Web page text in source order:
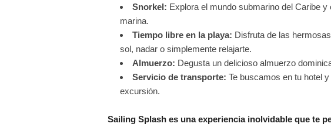
Snorkel: Explora el mundo submarino del Caribe
marina.
Tiempo libre en la playa: Disfruta de las
sol, nadar o simplemente relajarte.
Almuerzo: Degusta un delicioso almuerzo
Servicio de transporte: Te buscamos en tu hotel
excursión.
Sailing Splash es una experiencia inolvidable que te